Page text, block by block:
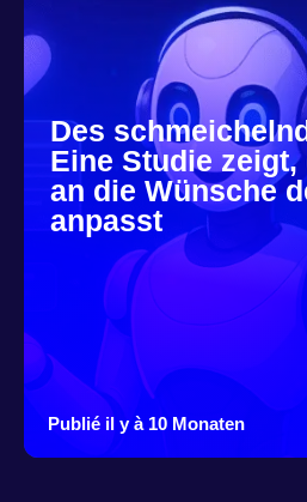
Des
Eine Studie
an die Wünsche
anpasst
Publié il y à 10 Monaten